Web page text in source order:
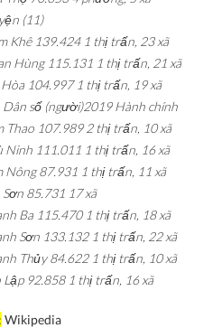
(11)
Khê 139.424 1 thị trấn, 23 xã
Hùng 115.131 1 thị trấn, 21 xã
104.997 1 thị trấn, 19 xã
Dân số (người)2019 Hành chính
Thao 107.989 2 thị trấn, 10 xã
Ninh 111.011 1 thị trấn, 16 xã
Nông 87.931 1 thị trấn, 11 xã
Sơn 85.731 17 xã
Ba 115.470 1 thị trấn, 18 xã
Sơn 133.132 1 thị trấn, 22 xã
Thủy 84.622 1 thị trấn, 10 xã
Lập 92.858 1 thị trấn, 16 xã
Wikipedia